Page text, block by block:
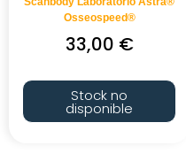
Osseospeed®
33,00 €
Stock no
disponible